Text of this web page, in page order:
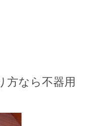
方なら不器用